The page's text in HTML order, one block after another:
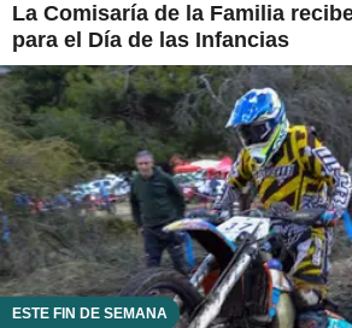
La Comisaría de la Familia
para el Día de las Infancias
ESTE FIN DE SEMANA